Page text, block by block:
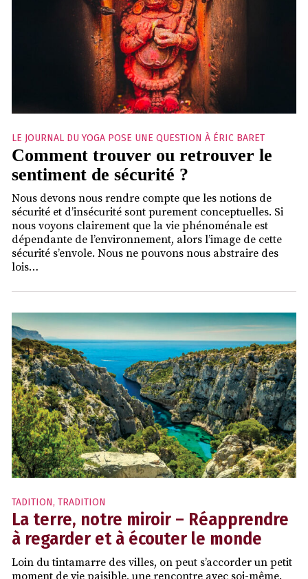
LE JOURNAL DU YOGA POSE UNE QUESTION À ÉRIC BARET
Comment trouver ou retrouver le
sentiment de sécurité ?
Nous devons nous rendre compte que les notions de
sécurité et d’insécurité sont purement conceptuelles. Si
nous voyons clairement que la vie phénoménale est
dépendante de l’environnement, alors l’image de cette
sécurité s’envole. Nous ne pouvons nous abstraire des
lois…
TADITION, TRADITION
La terre, notre miroir – Réapprendre
à regarder et à écouter le monde
Loin du tintamarre des villes, on peut s’accorder un petit
moment de vie paisible, une rencontre avec soi-même.